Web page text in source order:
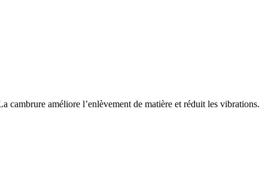
cambrure améliore l’enlèvement de matière et réduit les vibrations.